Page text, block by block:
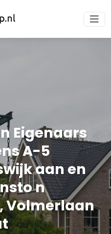
Eigenaars
A-5
aan en
n
Volmerlaan